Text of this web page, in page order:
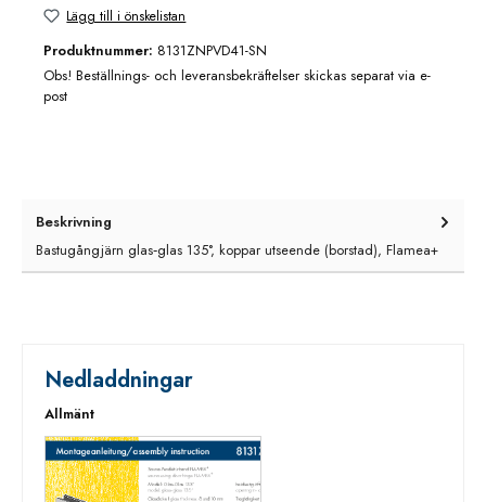
Lägg till i önskelistan
Produktnummer: 8131ZNPVD41-SN
Obs! Beställnings- och leveransbekräftelser skickas separat via e-
post
Beskrivning
Bastugångjärn glas‑glas 135°, koppar utseende (borstad), Flamea+
Nedladdningar
Allmänt